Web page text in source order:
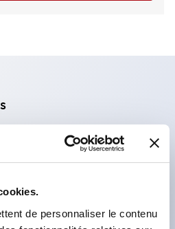
de personnaliser le contenu
avec 2 contacts,
à 4 contacts
59,9 mm (*bloc de contact à